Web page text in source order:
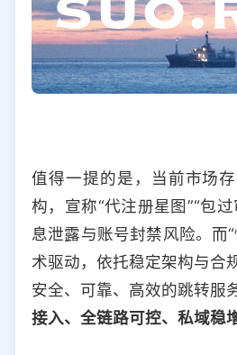
值得一提的是，当前市场
构，宣称“代注册星图”“包
息泄露与账号封禁风险。而
术驱动，依托稳定架构与合
安全、可靠、高效的跳转服
接入、全链路可控、私域稳